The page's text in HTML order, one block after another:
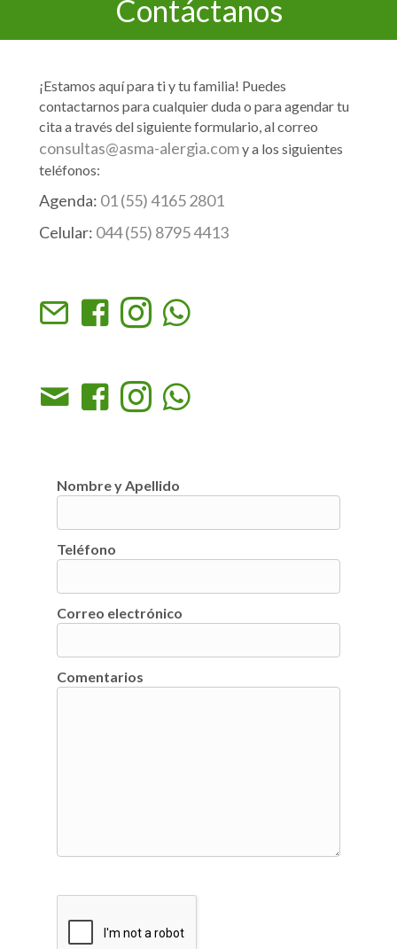
Contáctanos
¡Estamos aquí para ti y tu familia! Puedes
contactarnos para cualquier duda o para agendar tu
cita a través del siguiente formulario, al correo
consultas@asma-alergia.comy a los siguientes
teléfonos:
Agenda: 01 (55) 4165 2801
Celular: 044 (55) 8795 4413
Nombre y Apellido
Teléfono
Correo electrónico
Comentarios